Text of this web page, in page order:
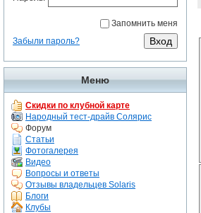
Запомнить меня
Забыли пароль?
Меню
Скидки по клубной карте
Народный тест-драйв Солярис
Форум
Статьи
Фотогалерея
Видео
Вопросы и ответы
Отзывы владельцев Solaris
Блоги
Клубы